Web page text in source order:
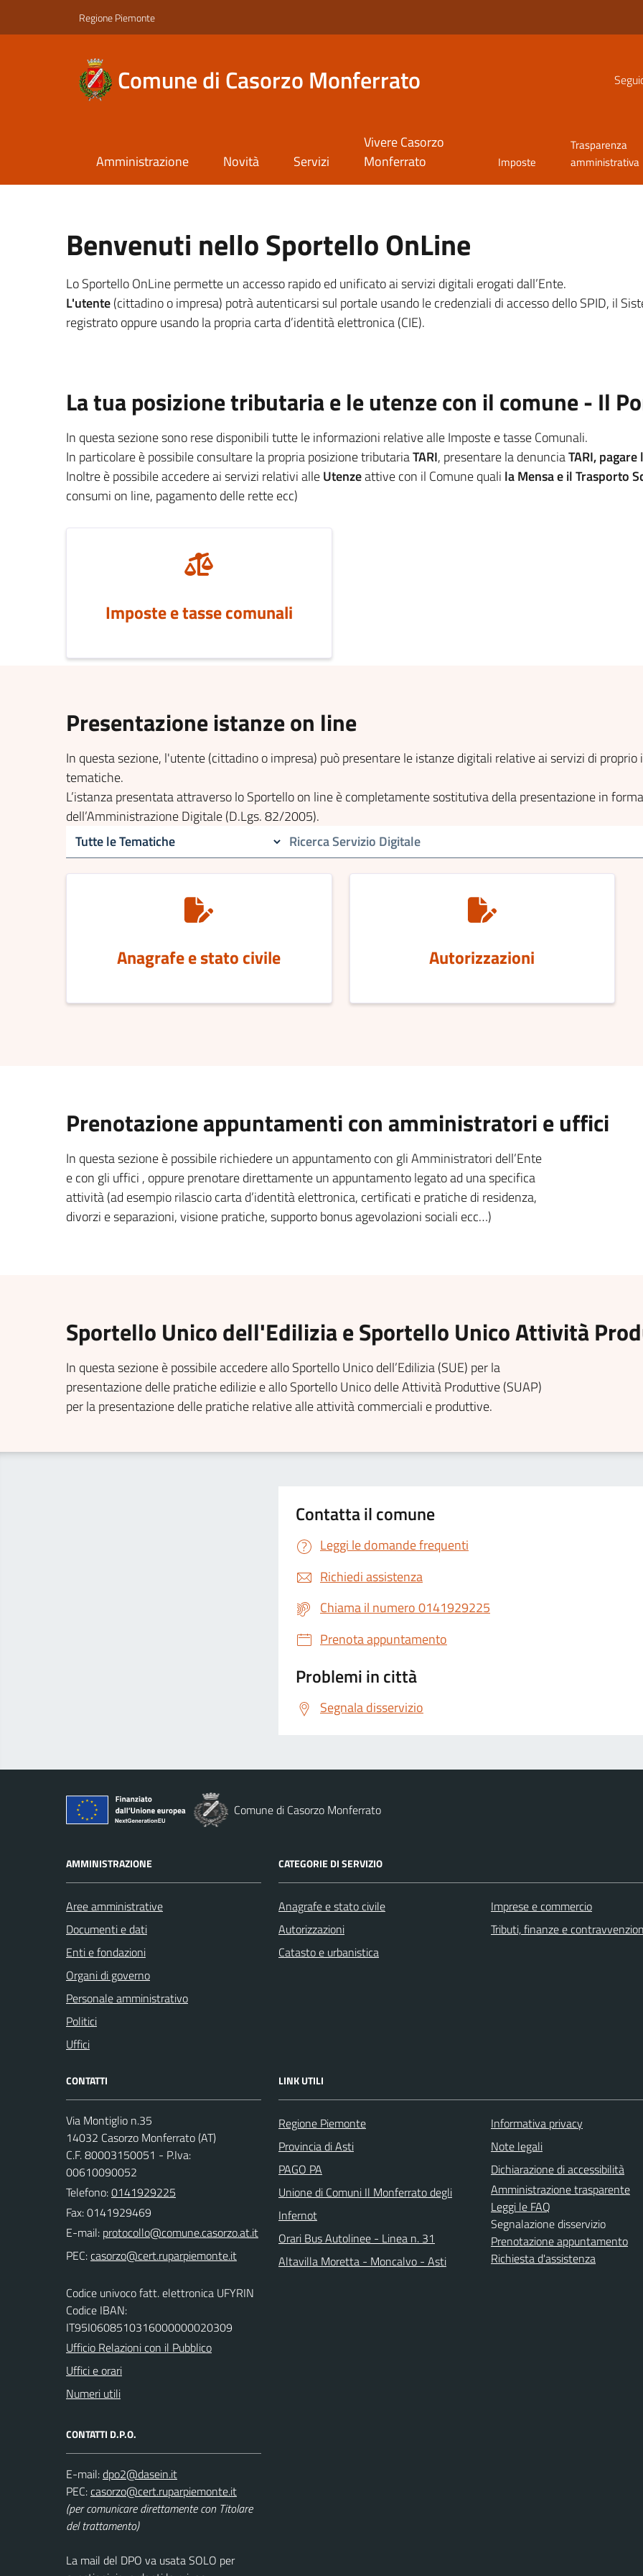
Regione Piemonte
Comune di Casorzo Monferrato
Amministrazione Novità Servizi
Vivere Casorzo
Monferrato
Imposte
Trasparenza
amministrativa
Benvenuti nello Sportello OnLine
Lo Sportello OnLine permette un accesso rapido ed unificato ai servizi digitali erogati dall’Ente.
L'utente(cittadino o impresa) potrà autenticarsi sul portale usando le credenziali di accesso dello SPID, il
registrato oppure usando la propria carta d’identità elettronica (CIE).
La tua posizione tributaria e le utenze con il comune - Il
In questa sezione sono rese disponibili tutte le informazioni relative alle Imposte e tasse Comunali.
In particolare è possibile consultare la propria posizione tributariaTARI, presentare la denunciaTARI, pagare
Inoltre è possibile accedere ai servizi relativi alleUtenzeattive con il Comune quali la Mensa e il Trasporto
consumi on line, pagamento delle rette ecc)
Imposte e tasse comunali
Presentazione istanze on line
In questa sezione, l'utente (cittadino o impresa) può presentare le istanze digitali relative ai servizi di
tematiche.
L’istanza presentata attraverso lo Sportello on line è completamente sostitutiva della presentazione in
dell’Amministrazione Digitale (D.Lgs. 82/2005).
Anagrafe e stato civile Autorizzazioni
Prenotazione appuntamenti con amministratori e uffici
In questa sezione è possibile richiedere un appuntamento con gli Amministratori dell’Ente
e con gli uffici , oppure prenotare direttamente un appuntamento legato ad una specifica
attività (ad esempio rilascio carta d’identità elettronica, certificati e pratiche di residenza,
divorzi e separazioni, visione pratiche, supporto bonus agevolazioni sociali ecc…)
Sportello Unico dell'Edilizia e Sportello Unico Attività
In questa sezione è possibile accedere allo Sportello Unico dell’Edilizia (SUE) per la
presentazione delle pratiche edilizie e allo Sportello Unico delle Attività Produttive (SUAP)
per la presentazione delle pratiche relative alle attività commerciali e produttive.
Contatta il comune
Leggi le domande frequenti
Richiedi assistenza
Chiama il numero 0141929225
Prenota appuntamento
Problemi in città
Segnala disservizio
Comune di Casorzo Monferrato
AMMINISTRAZIONE
Aree amministrative
Documenti e dati
Enti e fondazioni
Organi di governo
Personale amministrativo
Politici
Uffici
CATEGORIE DI SERVIZIO
Anagrafe e stato civile
Autorizzazioni
Catasto e urbanistica
Imprese e commercio
Tributi, finanze e
CONTATTI
Via Montiglio n.35
14032 Casorzo Monferrato (AT)
C.F. 80003150051 - P.Iva:
00610090052
Telefono:0141929225
Fax: 0141929469
E-mail:
PEC:
Codice univoco fatt. elettronica UFYRIN
Codice IBAN:
IT95I0608510316000000020309
Ufficio Relazioni con il Pubblico
Uffici e orari
Numeri utili
CONTATTI D.P.O.
E-mail:
PEC:
(per comunicare direttamente con Titolare
del trattamento)
La mail del DPO va usata SOLO per
LINK UTILI
Regione Piemonte
Provincia di Asti
PAGO PA
Unione di Comuni Il Monferrato degli
Infernot
Orari Bus Autolinee - Linea n. 31
Altavilla Moretta - Moncalvo - Asti
Informativa privacy
Note legali
Dichiarazione di accessibilità
Amministrazione trasparente
Leggi le FAQ
Segnalazione disservizio
Prenotazione appuntamento
Richiesta d'assistenza